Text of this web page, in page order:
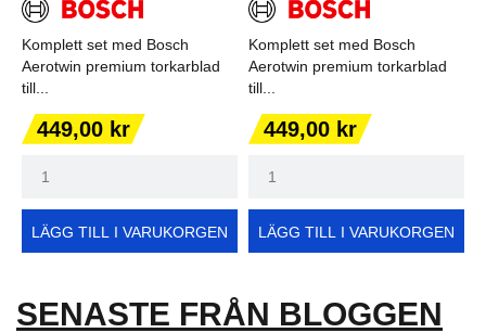
Komplett set med Bosch
Aerotwin premium torkarblad
till...
Pris
449,00 kr
LÄGG TILL I VARUKORGEN
Komplett set med Bosch
Aerotwin premium torkarblad
till...
Pris
449,00 kr
LÄGG TILL I VARUKORGEN
SENASTE FRÅN BLOGGEN